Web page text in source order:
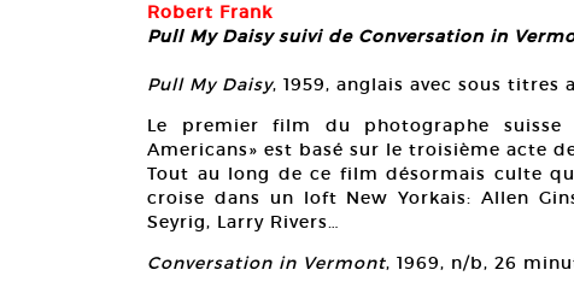
Robert Frank
Pull My Daisy suivi de Conversation in
Pull My Daisy, 1959, anglais avec sous titres
Le premier film du photographe suisse
Americans» est basé sur le troisième acte
Tout au long de ce film désormais culte
croise dans un loft New Yorkais: Allen
Seyrig, Larry Rivers…
Conversation in Vermont, 1969, n/b, 26